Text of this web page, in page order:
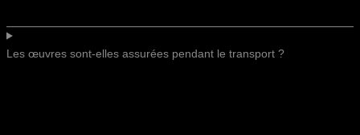
Les œuvres sont-elles assurées pendant le transport ?